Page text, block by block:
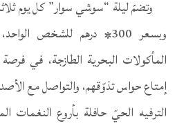
وبسعر 300* درهم للشخص
المأكولات البحرية الطازجة، في
إمتاع حواس تذوّقهم، والتواصل مع
الترفيه الحيّ حافلة بأروع النغمات